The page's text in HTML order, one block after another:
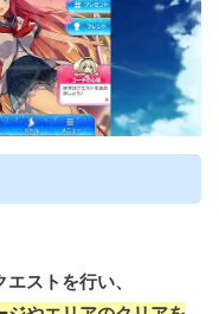
ストを行い、